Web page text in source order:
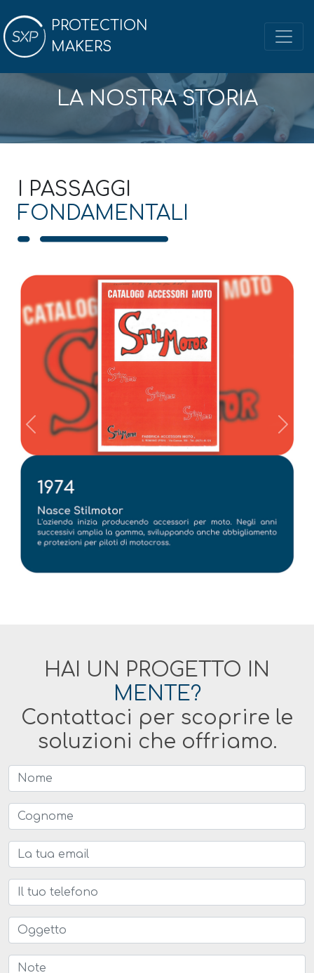
PROTECTION
MAKERS
LA NOSTRA STORIA
I PASSAGGI
FONDAMENTALI
Previous Next
HAI UN PROGETTO IN
MENTE?
Contattaci per scoprire le
soluzioni che offriamo.